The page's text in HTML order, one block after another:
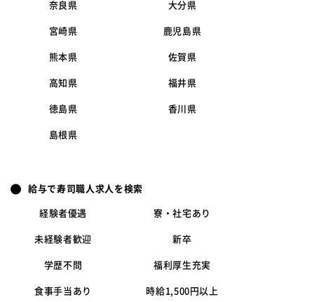
奈良県 大分県
宮崎県 鹿児島県
熊本県 佐賀県
高知県 福井県
徳島県 香川県
島根県
給与で寿司職人求人を検索
経験者優遇 寮・社宅あり
未経験者歓迎 新卒
学歴不問 福利厚生充実
食事手当あり 時給1,500円以上